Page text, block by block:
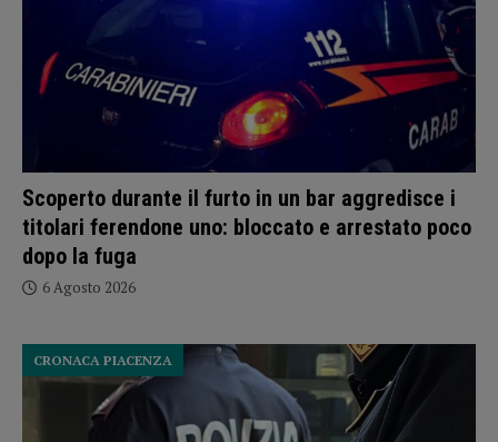
Scoperto durante il furto in un bar aggredisce i
titolari ferendone uno: bloccato e arrestato poco
dopo la fuga
6 Agosto 2026
CRONACA PIACENZA